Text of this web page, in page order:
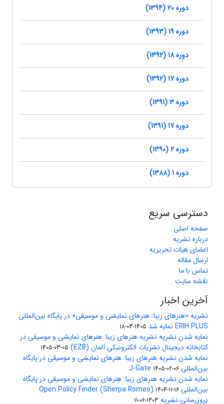
دوره 20 (1394)
دوره 19 (1393)
دوره 18 (1392)
دوره 17 (1392)
دوره 3 (1391)
دوره 17 (1391)
دوره 2 (1390)
دوره 1 (1388)
دسترسی سریع
صفحه اصلی
درباره نشریه
اعضای هیات تحریریه
ارسال مقاله
تماس با ما
نقشه سایت
آخرین اخبار
نشریه «هنرهای زیبا: هنرهای نمایشی و موسیقی» در پایگاه بین‌المللی
ERIH PLUS نمایه شد
1405-03-18
نمایه شدن نشریه نشریه هنرهای زیبا: هنرهای نمایشی و موسیقی در
کتابخانه دیجیتال نشریات الکترونیکی آلمان (EZB)
1405-03-05
نمایه شدن نشریه هنرهای زیبا: هنرهای نمایشی و موسیقی در پایگاه
بین‌المللی J-Gate 1405-02-06
نمایه شدن نشریه هنرهای زیبا: هنرهای نمایشی و موسیقی در پایگاه
بین‌المللی Open Policy Finder (Sherpa Romeo) 1404-11-16
بروزرسانی نشریه 1403-06-11